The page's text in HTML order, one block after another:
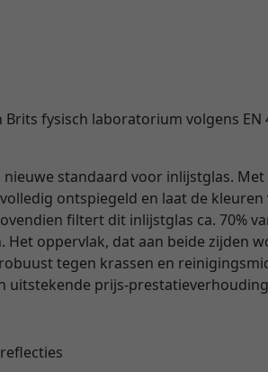
fysisch laboratorium volgens EN
nieuwe standaard voor inlijstglas. Met
ontspiegeld en laat de
filtert dit inlijstglas ca. 70%
Het oppervlak, dat aan beide zijden
tegen krassen en
uitstekende prijs-